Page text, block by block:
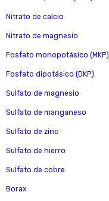
Nitrato de calcio
Nitrato de magnesio
Fosfato monopotásico (MKP)
Fosfato dipotásico (DKP)
Sulfato de magnesio
Sulfato de manganeso
Sulfato de zinc
Sulfato de hierro
Sulfato de cobre
Borax